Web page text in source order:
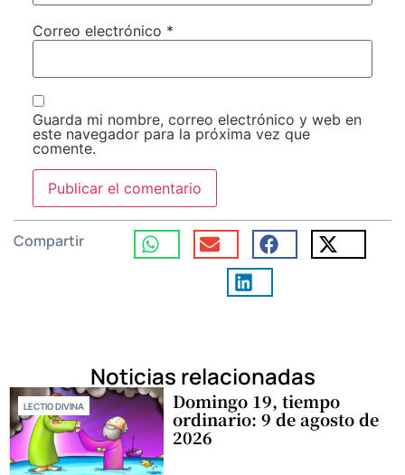
Correo electrónico *
Guarda mi nombre, correo electrónico y web en
este navegador para la próxima vez que
comente.
Compartir
Noticias relacionadas
LECTIO DIVINA Domingo 19, tiempo
ordinario: 9 de agosto de
2026